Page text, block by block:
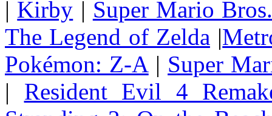
| Kirby | Super Mario
The Legend of Zelda |
Pokémon: Z-A | Super
| Resident Evil 4